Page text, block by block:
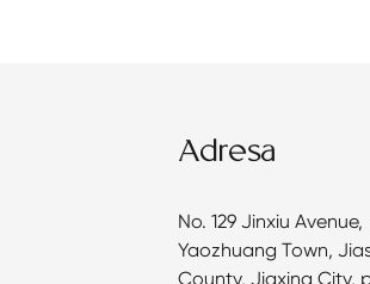
Adresa
No. 129 Jinxiu Avenue,
Yaozhuang Town,
County, Jiaxing City,